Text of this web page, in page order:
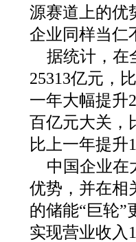
源赛道上的优
企业同样当仁
据统计，在
25313亿元，
一年大幅提升
百亿元大关，
比上一年提升
中国企业在
优势，并在相
的储能“巨轮”
实现营业收入